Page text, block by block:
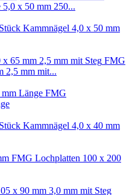
5,0 x 50 mm 250...
Kammnägel 4,0 x 50 mm
FMG
2,5 mm mit...
FMG
Kammnägel 4,0 x 40 mm
FMG Lochplatten 100 x 200